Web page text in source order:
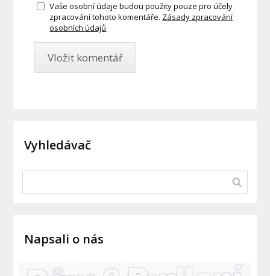
Vaše osobní údaje budou použity pouze pro účely
zpracování tohoto komentáře. Zásady zpracování
osobních údajů
Vyhledávač
Napsali o nás